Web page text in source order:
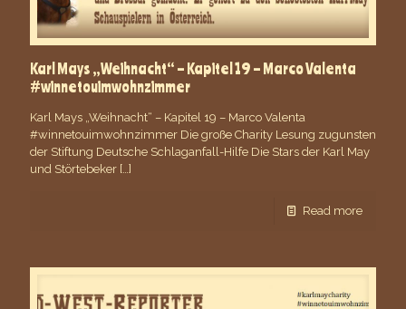
Karl Mays „Weihnacht“ – Kapitel 19 – Marco Valenta
#winnetouimwohnzimmer
Karl Mays „Weihnacht“ – Kapitel 19 – Marco Valenta
#winnetouimwohnzimmer Die große Charity Lesung zugunsten
der Stiftung Deutsche Schlaganfall-Hilfe Die Stars der Karl May
und Störtebeker […]
Read more